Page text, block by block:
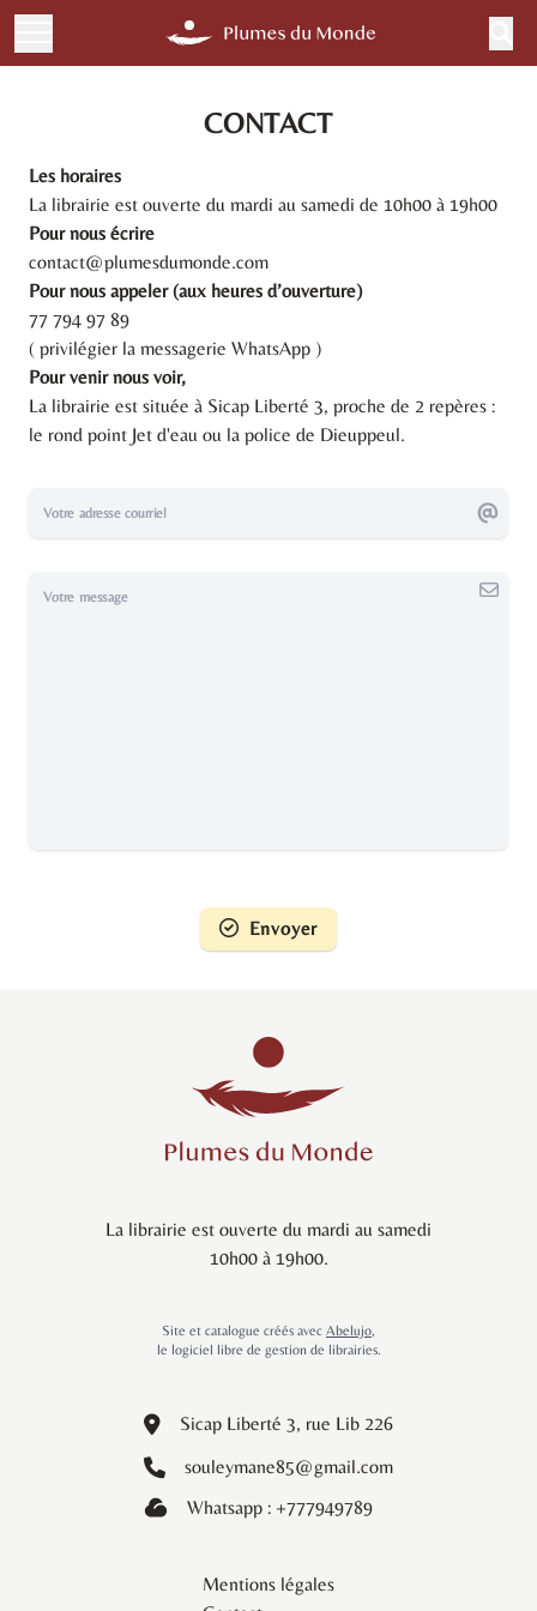
CONTACT
Les horaires
La librairie est ouverte du mardi au samedi de 10h00 à 19h00
Pour nous écrire
contact@plumesdumonde.com
Pour nous appeler (aux heures d’ouverture)
77 794 97 89
( privilégier la messagerie WhatsApp )
Pour venir nous voir,
La librairie est située à Sicap Liberté 3, proche de 2 repères :
le rond point Jet d'eau ou la police de Dieuppeul.
Votre adresse courriel
Votre message
Envoyer
La librairie est ouverte du mardi au samedi
10h00 à 19h00.
Site et catalogue créés avec Abelujo,
le logiciel libre de gestion de librairies.
Sicap Liberté 3, rue Lib 226
souleymane85@gmail.com
Whatsapp : +777949789
Mentions légales